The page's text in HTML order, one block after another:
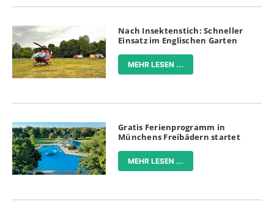
Nach Insektenstich: Schneller
Einsatz im Englischen Garten
MEHR LESEN ...
Gratis Ferienprogramm in
Münchens Freibädern startet
MEHR LESEN ...